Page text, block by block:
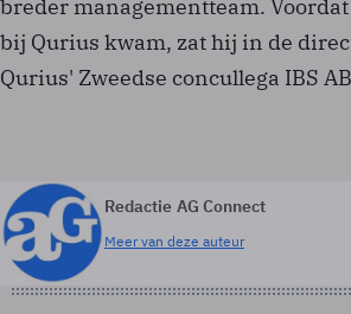
breder managementteam.
bij Qurius kwam, zat hij in de
Qurius' Zweedse concullega IBS
Redactie AG Connect
Meer van deze auteur